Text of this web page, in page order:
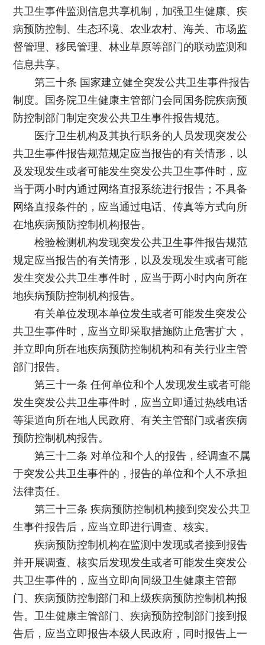
共卫生事件监测信息共享机制，加强卫生健康、疾
病预防控制、生态环境、农业农村、海关、市场监
督管理、移民管理、林业草原等部门的联动监测和
信息共享。
第三十条 国家建立健全突发公共卫生事件报告
制度。国务院卫生健康主管部门会同国务院疾病预
防控制部门制定突发公共卫生事件报告规范。
医疗卫生机构及其执行职务的人员发现突发公
共卫生事件报告规范规定应当报告的有关情形，以
及发现发生或者可能发生突发公共卫生事件时，应
当于两小时内通过网络直报系统进行报告；不具备
网络直报条件的，应当通过电话、传真等方式向所
在地疾病预防控制机构报告。
检验检测机构发现突发公共卫生事件报告规范
规定应当报告的有关情形，以及发现发生或者可能
发生突发公共卫生事件时，应当于两小时内向所在
地疾病预防控制机构报告。
有关单位发现本单位发生或者可能发生突发公
共卫生事件时，应当立即采取措施防止危害扩大，
并立即向所在地疾病预防控制机构和有关行业主管
部门报告。
第三十一条 任何单位和个人发现发生或者可能
发生突发公共卫生事件时，应当立即通过热线电话
等渠道向所在地人民政府、有关主管部门或者疾病
预防控制机构报告。
第三十二条 对单位和个人的报告，经调查不属
于突发公共卫生事件的，报告的单位和个人不承担
法律责任。
第三十三条 疾病预防控制机构接到突发公共卫
生事件报告后，应当立即进行调查、核实。
疾病预防控制机构在监测中发现或者接到报告
并开展调查、核实后发现发生或者可能发生突发公
共卫生事件的，应当立即向同级卫生健康主管部
门、疾病预防控制部门和上级疾病预防控制机构报
告。卫生健康主管部门、疾病预防控制部门接到报
告后，应当立即报告本级人民政府，同时报告上一